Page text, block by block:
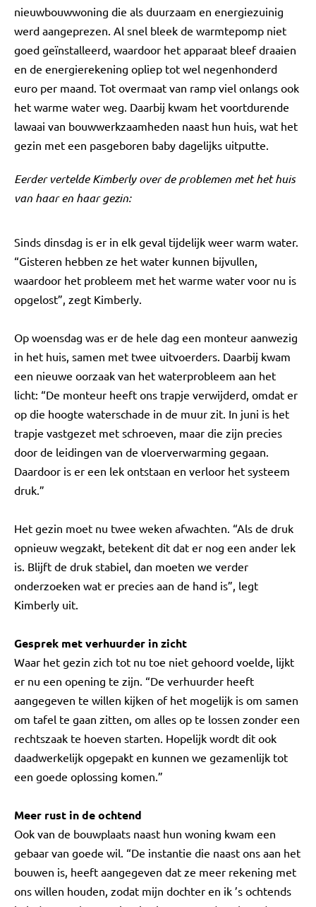
nieuwbouwwoning die als duurzaam en energiezuinig
werd aangeprezen. Al snel bleek de warmtepomp niet
goed geïnstalleerd, waardoor het apparaat bleef draaien
en de energierekening opliep tot wel negenhonderd
euro per maand. Tot overmaat van ramp viel onlangs ook
het warme water weg. Daarbij kwam het voortdurende
lawaai van bouwwerkzaamheden naast hun huis, wat het
gezin met een pasgeboren baby dagelijks uitputte.
Eerder vertelde Kimberly over de problemen met het huis
van haar en haar gezin:
Sinds dinsdag is er in elk geval tijdelijk weer warm water.
“Gisteren hebben ze het water kunnen bijvullen,
waardoor het probleem met het warme water voor nu is
opgelost”, zegt Kimberly.
Op woensdag was er de hele dag een monteur aanwezig
in het huis, samen met twee uitvoerders. Daarbij kwam
een nieuwe oorzaak van het waterprobleem aan het
licht: “De monteur heeft ons trapje verwijderd, omdat er
op die hoogte waterschade in de muur zit. In juni is het
trapje vastgezet met schroeven, maar die zijn precies
door de leidingen van de vloerverwarming gegaan.
Daardoor is er een lek ontstaan en verloor het systeem
druk.”
Het gezin moet nu twee weken afwachten. “Als de druk
opnieuw wegzakt, betekent dit dat er nog een ander lek
is. Blijft de druk stabiel, dan moeten we verder
onderzoeken wat er precies aan de hand is”, legt
Kimberly uit.
Gesprek met verhuurder in zicht
Waar het gezin zich tot nu toe niet gehoord voelde, lijkt
er nu een opening te zijn. “De verhuurder heeft
aangegeven te willen kijken of het mogelijk is om samen
om tafel te gaan zitten, om alles op te lossen zonder een
rechtszaak te hoeven starten. Hopelijk wordt dit ook
daadwerkelijk opgepakt en kunnen we gezamenlijk tot
een goede oplossing komen.”
Meer rust in de ochtend
Ook van de bouwplaats naast hun woning kwam een
gebaar van goede wil. “De instantie die naast ons aan het
bouwen is, heeft aangegeven dat ze meer rekening met
ons willen houden, zodat mijn dochter en ik ’s ochtends